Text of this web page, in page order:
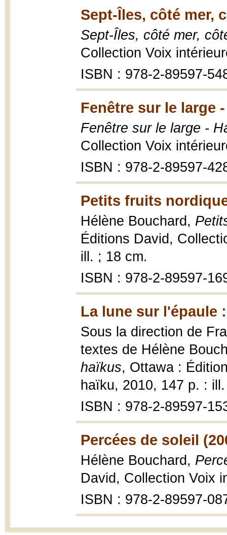
Sept-Îles, côté mer,
Sept-Îles, côté mer,
Collection Voix
ISBN : 978-2-89597-
Fenêtre sur le large
Fenêtre sur le large -
Collection Voix
ISBN : 978-2-89597-
Petits fruits
Hélène Bouchard,
Éditions David,
ill. ; 18 cm.
ISBN : 978-2-89597-
La lune sur l'épaule
Sous la direction de
textes de Hélène
haïkus, Ottawa :
haïku, 2010, 147 p. :
ISBN : 978-2-89597-
Percées de soleil
Hélène Bouchard,
David, Collection Voix
ISBN : 978-2-89597-